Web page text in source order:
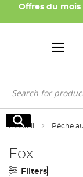
Offres du mois
Rechercher
Rechercher
Accueil Pêche
Fox
Filters